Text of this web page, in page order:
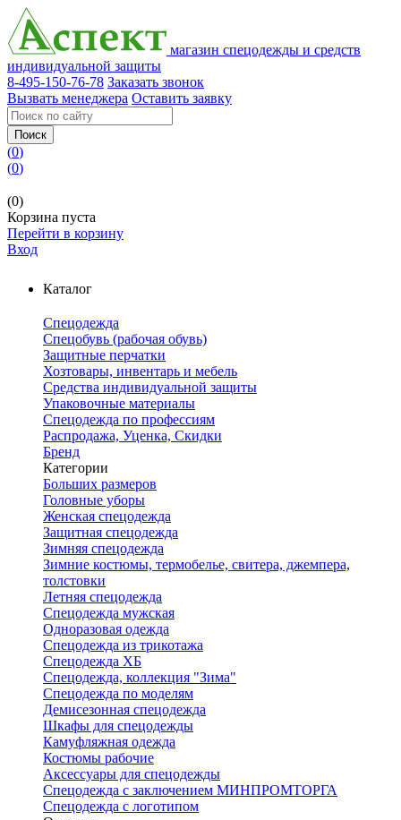
магазин спецодежды и средств
индивидуальной защиты
8-495-150-76-78 Заказать звонок
Вызвать менеджера Оставить заявку
Поиск
(0)
(0)
(0)
Корзина пуста
Перейти в корзину
Вход
Каталог
Спецодежда
Спецобувь (рабочая обувь)
Защитные перчатки
Хозтовары, инвентарь и мебель
Средства индивидуальной защиты
Упаковочные материалы
Спецодежда по профессиям
Распродажа, Уценка, Скидки
Бренд
Категории
Больших размеров
Головные уборы
Женская спецодежда
Защитная спецодежда
Зимняя спецодежда
Зимние костюмы, термобелье, свитера, джемпера,
толстовки
Летняя спецодежда
Спецодежда мужская
Одноразовая одежда
Спецодежда из трикотажа
Спецодежда ХБ
Спецодежда, коллекция "Зима"
Спецодежда по моделям
Демисезонная спецодежда
Шкафы для спецодежды
Камуфляжная одежда
Костюмы рабочие
Аксессуары для спецодежды
Спецодежда с заключением МИНПРОМТОРГА
Спецодежда с логотипом